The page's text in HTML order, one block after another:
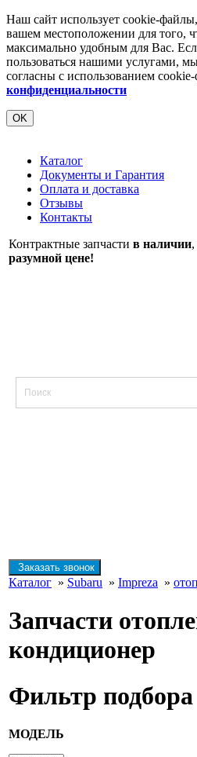
Наш сайт использует cookie-
вашем местоположении для того,
максимально удобным для Вас.
пользоваться нашими услугами,
согласны с использованием
конфиденциальности
OK
Каталог
Документы и Гарантия
Оплата и доставка
Отзывы
Контакты
Контрактные запчасти в наличии
разумной цене!
Заказать звонок
Каталог » Subaru » Impreza »
Запчасти
кондиционер
Фильтр подбора
МОДЕЛЬ